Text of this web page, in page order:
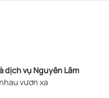
dịch vụ Nguyên Lâm
vươn xa